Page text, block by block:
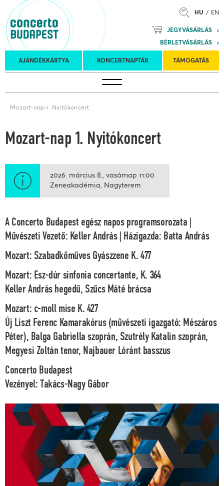
HU EN
JEGYVÁSÁRLÁS
BÉRLETVÁSÁRLÁS
AJÁNDÉKKÁRTYA KONCERTNAPTÁR TÁMOGATÁS
Koncertnaptár
turnék
Kulturális
Program
Felkéréses
koncertek
Mozart-nap 1. Nyitókoncert
Mozart-nap 1. Nyitókoncert
2026. március 8. vasárnap 11:00
Zeneakadémia, Nagyterem
A Concerto Budapest egész napos programsorozata |
Művészeti Vezető: Keller András| Házigazda: Batta András
Mozart: Szabadkőműves Gyászzene K. 477
Mozart: Esz-dúr sinfonia concertante, K. 364
Keller András hegedű, Szűcs Máté brácsa
Mozart: c-moll mise K. 427
Új Liszt Ferenc Kamarakórus (művészeti igazgató: Mészáros
Péter), Balga Gabriella szoprán, Szutrély Katalinszoprán,
Megyesi Zoltán tenor, Najbauer Lóránt basszus
Concerto Budapest
Vezényel:
Takács-Nagy Gábor